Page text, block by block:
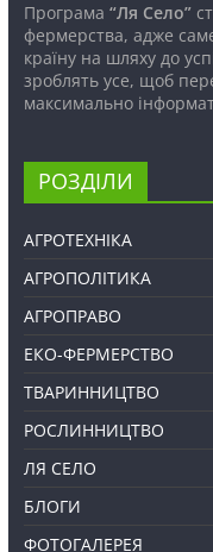
Програма “Ля Село”
фермерства, адже
країну на шляху до
зроблять усе, щоб
максимально
РОЗДІЛИ
АГРОТЕХНІКА
АГРОПОЛІТИКА
АГРОПРАВО
ЕКО-ФЕРМЕРСТВО
ТВАРИННИЦТВО
РОСЛИННИЦТВО
ЛЯ СЕЛО
БЛОГИ
ФОТОГАЛЕРЕЯ